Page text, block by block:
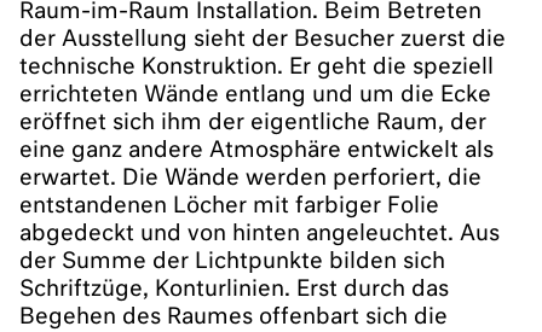
Raum-im-Raum Installation. Beim Betreten
der Ausstellung sieht der Besucher zuerst die
technische Konstruktion. Er geht die speziell
errichteten Wände entlang und um die Ecke
eröffnet sich ihm der eigentliche Raum, der
eine ganz andere Atmosphäre entwickelt als
erwartet. Die Wände werden perforiert, die
entstandenen Löcher mit farbiger Folie
abgedeckt und von hinten angeleuchtet. Aus
der Summe der Lichtpunkte bilden sich
Schriftzüge, Konturlinien. Erst durch das
Begehen des Raumes offenbart sich die